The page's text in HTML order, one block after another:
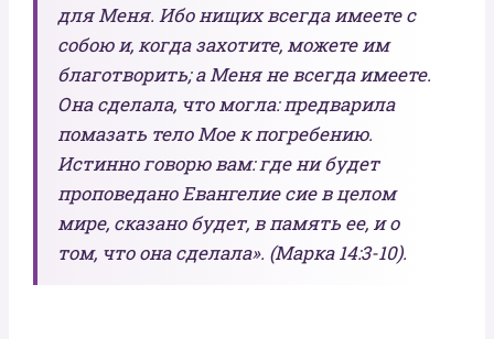
для Меня. Ибо нищих всегда имеете с
собою и, когда захотите, можете им
благотворить; а Меня не всегда имеете.
Она сделала, что могла: предварила
помазать тело Мое к погребению.
Истинно говорю вам: где ни будет
проповедано Евангелие сие в целом
мире, сказано будет, в память ее, и о
том, что она сделала». (Марка 14:3-10).